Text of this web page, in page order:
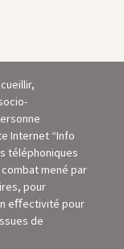
Internet “Info
téléphoniques
mené par
pour
eﬀectivité pour
de